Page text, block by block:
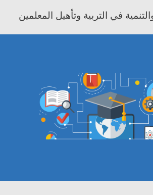
في التربية وتأهيل المعلمين